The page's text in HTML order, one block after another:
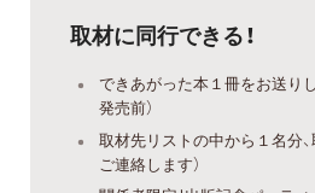
取材に同行できる！
できあがった本１冊をお送り
発売前）
取材先リストの中から１名分
ご連絡します）